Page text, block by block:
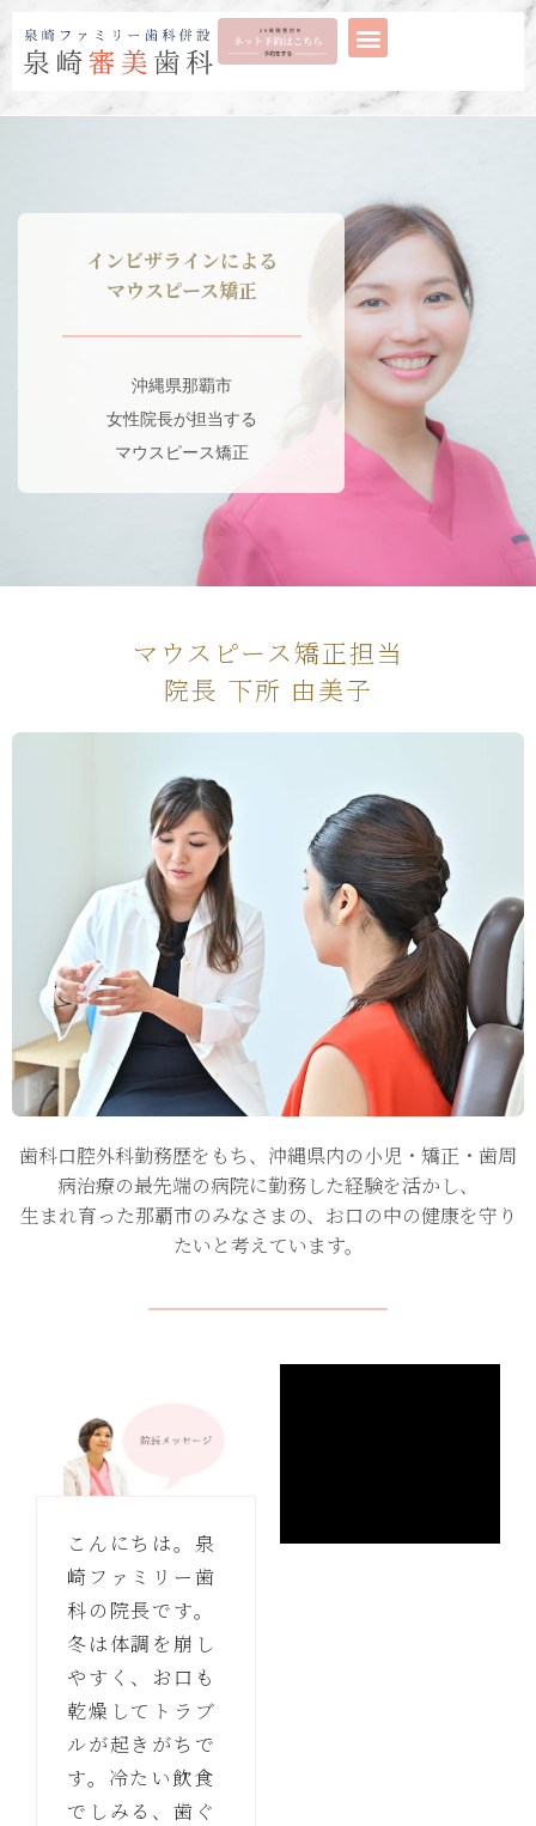
インビザラインによる
マウスピース矯正
沖縄県那覇市
女性院長が担当する
マウスピース矯正
マウスピース矯正担当
院長 下所 由美子
歯科口腔外科勤務歴をもち、沖縄県内の小児・矯正・歯周
病治療の最先端の病院に勤務した経験を活かし、
生まれ育った那覇市のみなさまの、お口の中の健康を守り
たいと考えています。
こんにちは。泉
崎ファミリー歯
科の院長です。
冬は体調を崩し
やすく、お口も
乾燥してトラブ
ルが起きがちで
す。冷たい飲食
でしみる、歯ぐ